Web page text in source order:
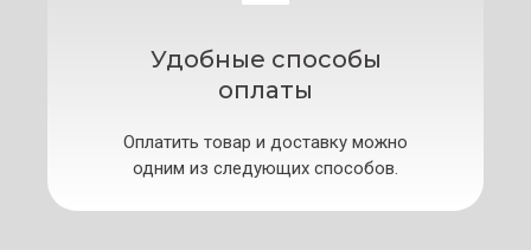
Удобные способы
оплаты
Оплатить товар и доставку можно
одним из следующих способов.